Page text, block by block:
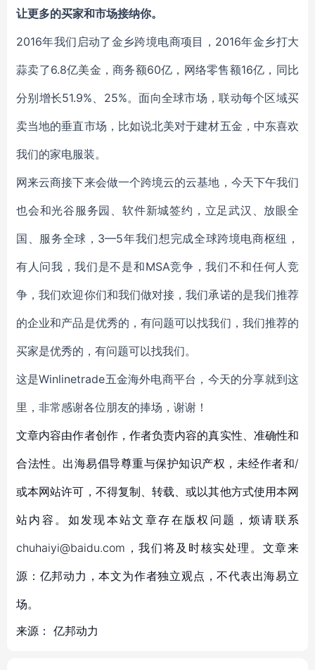
让更多的买家和市场接纳你。
2016年我们启动了金乡跨境电商项目，2016年金乡打大
蒜卖了6.8亿美金，商务额60亿，网络零售额16亿，同比
分别增长51.9%、25%。面向全球市场，联动每个区域买
卖当地的垂直市场，比如说北美对于建材五金，中东喜欢
我们的家电服装。
网来云商接下来会做一个跨境云的云基地，今天下午我们
也会和光谷服务园、软件新城签约，立足武汉、放眼全
国、服务全球，3—5年我们想完成全球跨境电商枢纽，
有人问我，我们是不是和MSA竞争，我们不和任何人竞
争，我们欢迎你们和我们做对接，我们承诺的是我们推荐
的企业和产品是优秀的，有问题可以找我们，我们推荐的
买家是优秀的，有问题可以找我们。
这是Winlinetrade五金海外电商平台，今天的分享就到这
里，非常感谢各位朋友的捧场，谢谢！
文章内容由作者创作，作者负责内容的真实性、准确性和
合法性。出海易倡导尊重与保护知识产权，未经作者和/
或本网站许可，不得复制、转载、或以其他方式使用本网
站内容。如发现本站文章存在版权问题，烦请联系
chuhaiyi@baidu.com，我们将及时核实处理。文章来
源：亿邦动力，本文为作者独立观点，不代表出海易立
场。
来源： 亿邦动力